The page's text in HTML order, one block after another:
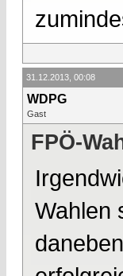
31.12.2013, 00:08
WDPG
Gast
FPÖ-
Wahlen